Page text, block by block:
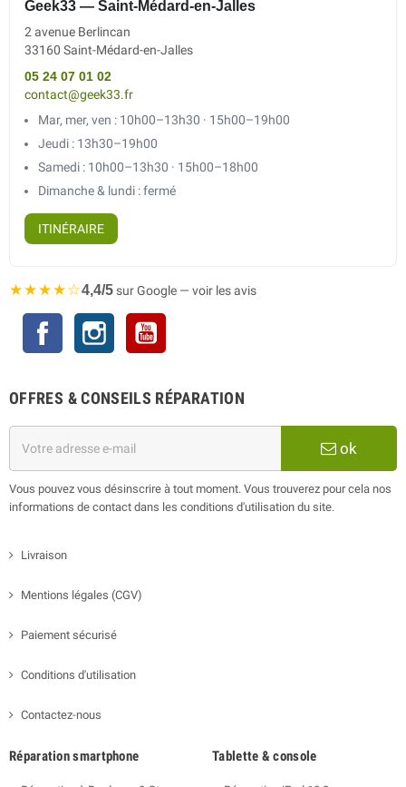
Geek33 — Saint-Médard-en-Jalles
2 avenue Berlincan
33160 Saint-Médard-en-Jalles
05 24 07 01 02
contact@geek33.fr
Mar, mer, ven : 10h00–13h30 · 15h00–19h00
Jeudi : 13h30–19h00
Samedi : 10h00–13h30 · 15h00–18h00
Dimanche & lundi : fermé
ITINÉRAIRE
★★★★☆4,4/5sur Google — voir les avis
Facebook Instagram
OFFRES & CONSEILS RÉPARATION
ok
Vous pouvez vous désinscrire à tout moment. Vous trouverez pour cela nos
informations de contact dans les conditions d'utilisation du site.
Livraison
Mentions légales (CGV)
Paiement sécurisé
Conditions d'utilisation
Contactez-nous
Réparation smartphone Tablette & console